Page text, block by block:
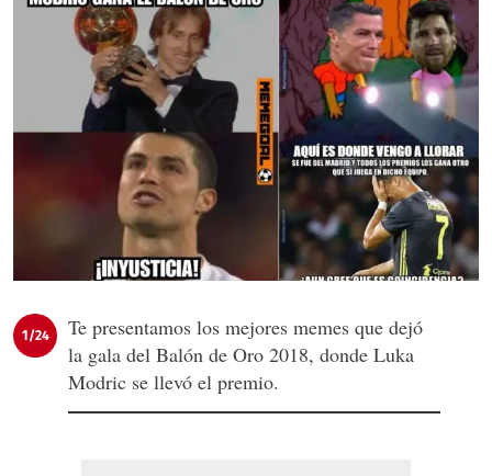
1/24
Te presentamos los mejores memes que dejó
la gala del Balón de Oro 2018, donde Luka
Modric se llevó el premio.